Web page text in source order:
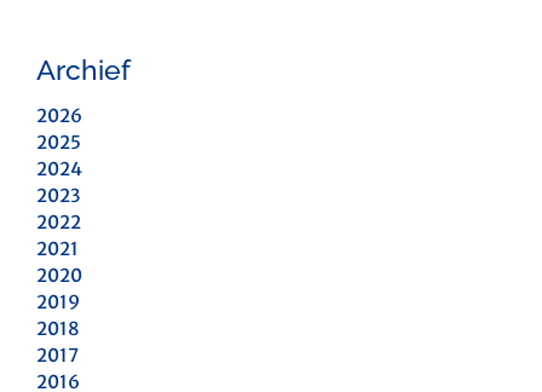
Archief
2026
2025
2024
2023
2022
2021
2020
2019
2018
2017
2016